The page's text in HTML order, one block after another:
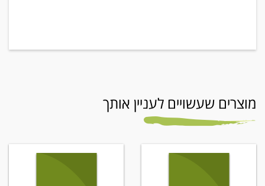
מוצרים שעשויים לעניין אותך